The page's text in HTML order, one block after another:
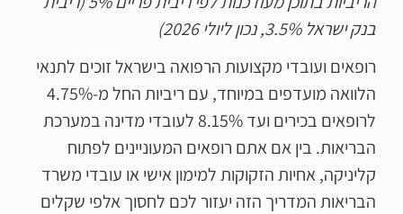
בנק ישראל 3.5%, נכון ליולי 2026)
רופאים ועובדי מקצועות הרפואה בישראל זוכים לתנאי
הלוואה מועדפים במיוחד, עם ריביות החל מ-4.75%
לרופאים בכירים ועד 8.15% לעובדי מדינה במערכת
הבריאות. בין אם אתם רופאים המעוניינים לפתוח
קליניקה, אחיות הזקוקות למימון אישי או עובדי משרד
הבריאות המדריך הזה יעזור לכם לחסוך אלפי שקלים